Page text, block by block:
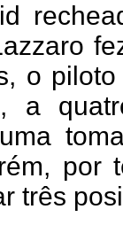
o
a
por
três